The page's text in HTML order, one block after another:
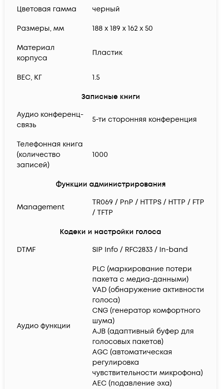
Цветовая гамма
черный
Размеры, мм 188 x 189 x 162 x 50
Материал
корпуса
Пластик
ВЕС, КГ 1.5
Записные книги
Аудио конференц-
связь
5-ти сторонняя конференция
Телефонная книга
(количество
записей)
1000
Функции администрирования
Management
TR069 / PnP / HTTPS / HTTP / FTP
/ TFTP
Кодеки и настройки голоса
DTMF
SIP Info / RFC2833 / In-band
Аудио функции
PLC (маркирование потери
пакета с медиа-данными)
VAD (обнаружение активности
голоса)
CNG (генератор комфортного
шума)
AJB (адаптивный буфер для
голосовых пакетов)
AGC (автоматическая
регулировка
чувствительности микрофона)
AEC (подавление эха)